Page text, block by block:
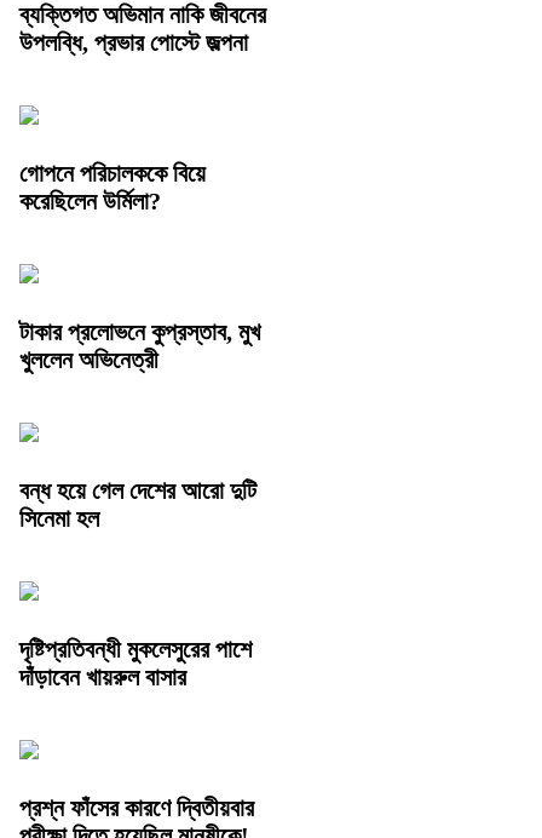
ব্যক্তিগত অভিমান নাকি জীবনের
উপলব্ধি, প্রভার পোস্টে জল্পনা
গোপনে পরিচালককে বিয়ে
করেছিলেন উর্মিলা?
টাকার প্রলোভনে কুপ্রস্তাব, মুখ
খুললেন অভিনেত্রী
বন্ধ হয়ে গেল দেশের আরো দুটি
সিনেমা হল
দৃষ্টিপ্রতিবন্ধী মুকলেসুরের পাশে
দাঁড়াবেন খায়রুল বাসার
প্রশ্ন ফাঁসের কারণে দ্বিতীয়বার